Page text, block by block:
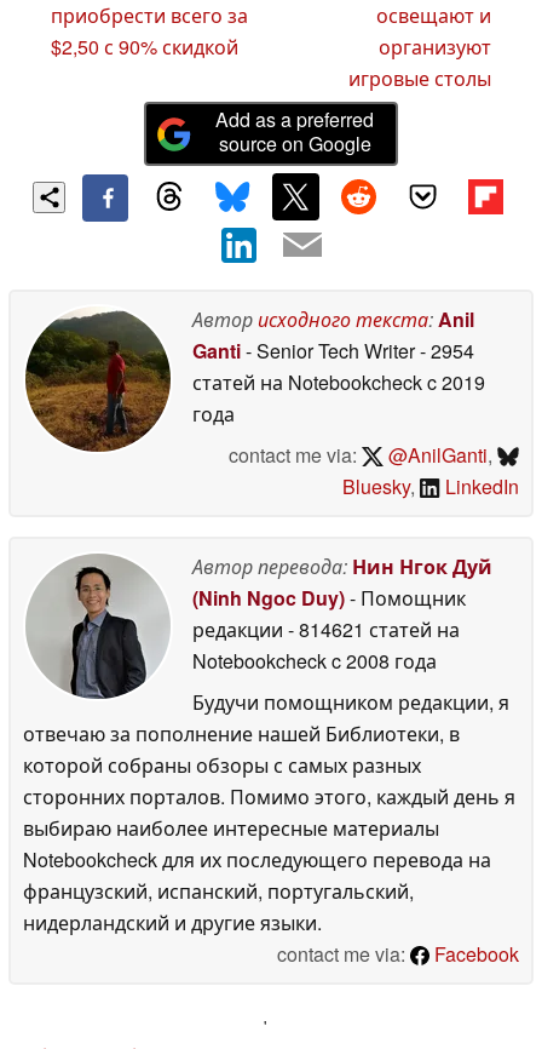
приобрести всего за
$2,50 с 90% скидкой
освещают и
организуют
игровые столы
Add as a preferred
source on Google
Авторисходного текста: Anil
Ganti- Senior Tech Writer- 2954
статей на Notebookcheckc 2019
года
contact me via:
@AnilGanti,
Bluesky, LinkedIn
Автор перевода: Нин Нгок Дуй
(Ninh Ngoc Duy)- Помощник
редакции - 814621 статей на
Notebookcheckc 2008 года
Будучи помощником редакции, я
отвечаю за пополнение нашей Библиотеки, в
которой собраны обзоры с самых разных
сторонних порталов. Помимо этого, каждый день я
выбираю наиболее интересные материалы
Notebookcheck для их последующего перевода на
французский, испанский, португальский,
нидерландский и другие языки.
contact me via:
Facebook
'